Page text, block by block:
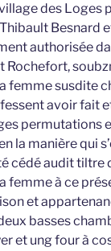
des Loges
Besnard
authorisée
Rochefort,
femme susdite
avoir fait
permutations
la manière qui
cédé audit tiltre
femme à ce
et
basses
et ung four à